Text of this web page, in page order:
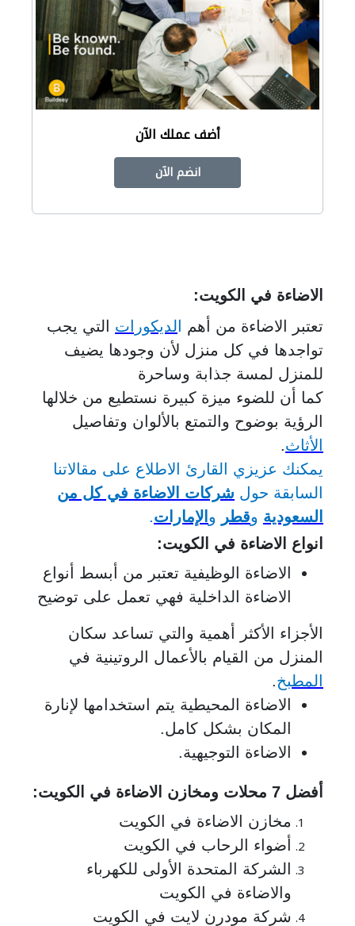
أضف عملك الآن
انضم الآن
الاضاءة في الكويت:
تعتبر الاضاءة من أهم
لديكورات التي يجب
تواجدها في كل منزل لأن وجودها يضيف
للمنزل لمسة جذابة وساحرة
كما أن للضوء ميزة كبيرة نستطيع من خلالها
الرؤية بوضوح والتمتع بالألوان وتفاصيل
الأثاث.
يمكنك عزيزي القارئ الاطلاع على مقالاتنا
السابقة حول شركات الاضاءة في كل من
السعودية وقطر و الإمارات.
انواع الاضاءة في الكويت:
الاضاءة الوظيفية تعتبر من أبسط أنواع
الاضاءة الداخلية فهي تعمل على توضيح
الأجزاء الأكثر أهمية والتي تساعد سكان
المنزل من القيام بالأعمال الروتينية في
المطبخ.
الاضاءة المحيطية يتم استخدامها لإنارة
المكان بشكل كامل.
الاضاءة التوجيهية.
أفضل 7 محلات ومخازن الاضاءة في الكويت:
مخازن الاضاءة في الكويت
أضواء الرحاب في الكويت
الشركة المتحدة الأولى للكهرباء
والاضاءة في الكويت
شركة مودرن لايت في الكويت